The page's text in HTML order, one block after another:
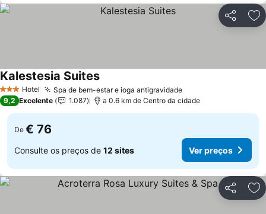
Partilhar
3 EstrelasHotel Spa de bem-estar e ioga antigravidadeVer preços
Kalestesia SuitesVer preços
9,2 Excelente 1.087 a 0.6 km de Centro da cidade
De € 76
Consulte os preços de 12 sites Ver preços
Partilhar